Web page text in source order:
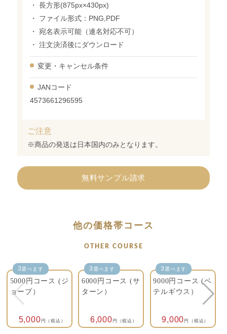
・ 長方形(875px×430px)
・ ファイル形式：PNG,PDF
・ 宛名表示可能（連名対応不可）
・ 注文決済後にダウンロード
変更・ キャンセル条件
JANコード
4573661296595
ご注意
※商品の発送は日本国内のみとなります。
無料サンプル請求
他の価格帯コース
OTHER COURSE
5000円コース (ジ
ョーブ）
5,000 円（税込）
3選べます
6000円コース (サ
ターン）
6,000 円（税込）
3 選べます
9000円コース (ベ
テルギウス）
9,000 円（税込）
3 選べます